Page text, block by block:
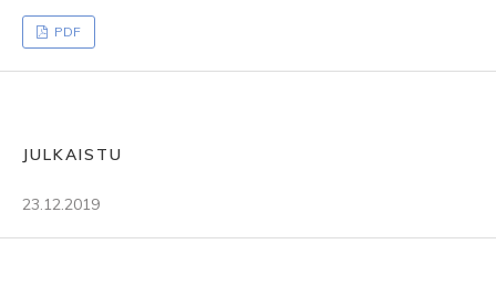
PDF
JULKAISTU
23.12.2019